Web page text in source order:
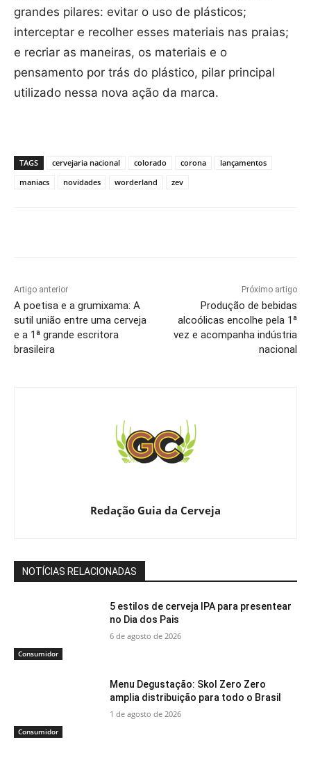
grandes pilares: evitar o uso de plásticos;
interceptar e recolher esses materiais nas praias;
e recriar as maneiras, os materiais e o
pensamento por trás do plástico, pilar principal
utilizado nessa nova ação da marca.
TAGS cervejaria nacional colorado corona
lançamentos
maniacs
novidades worderland zev
Artigo anterior
A poetisa e a grumixama: A
sutil união entre uma cerveja
e a 1ª grande escritora
brasileira
Próximo artigo
Produção de bebidas
alcoólicas encolhe pela 1ª
vez e acompanha indústria
nacional
Redação Guia da Cerveja
NOTÍCIAS RELACIONADAS
Consumidor
5 estilos de cerveja IPA para presentear
no Dia dos Pais
6 de agosto de 2026
Consumidor
Menu Degustação: Skol Zero Zero
amplia distribuição para todo o Brasil
1 de agosto de 2026